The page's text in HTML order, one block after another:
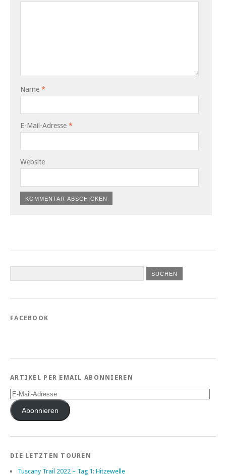
Name *
E-Mail-Adresse *
Website
FACEBOOK
ARTIKEL PER EMAIL ABONNIEREN
E-
Mail-
AdresseAbonnieren
DIE LETZTEN TOUREN
Tuscany Trail 2022 – Tag 1: Hitzewelle